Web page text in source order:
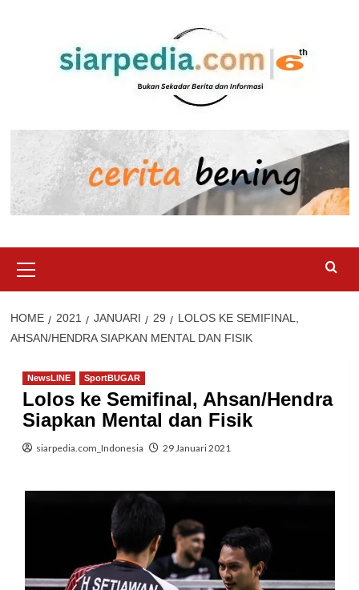
Menu
HOME 2021 JANUARI 29
LOLOS KE SEMIFINAL,
AHSAN/HENDRA SIAPKAN MENTAL DAN FISIK
NewsLINE SportBUGAR
Lolos ke Semifinal, Ahsan/Hendra
Siapkan Mental dan Fisik
siarpedia.com_Indonesia 29 Januari 2021